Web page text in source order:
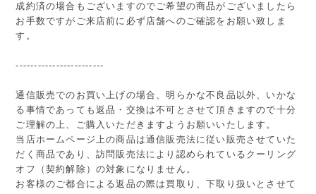
成約済の場合もございますのでご希望の商品がございましたら
お手数ですがご来店前に必ず店舗へのご確認をお願い致しま
す。
------------------------
通信販売でのお買い上げの場合、明らかな不良品以外、いかな
る事情であっても返品・交換は不可とさせて頂きますので十分
ご理解の上、ご購入いただきますようお願いいたします。
当店ホームページ上の商品は通信販売法に従い販売させていた
だく商品であり、訪問販売法により認められているクーリング
オフ（契約解除）の対象になりません。
お客様のご都合による返品の際は買取り、下取り扱いとさせて